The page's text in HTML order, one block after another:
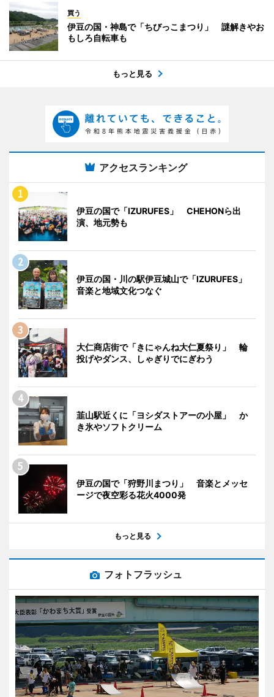
買う
伊豆の国・神島で「ちびっこまつり」 謎解きやお
もしろ自転車も
もっと見る
アクセスランキング
伊豆の国で「IZURUFES」 CHEHONら出
演、地元勢も
伊豆の国・川の駅伊豆城山で「IZURUFES」
音楽と地域文化つなぐ
大仁商店街で「きにゃんね大仁夏祭り」 輪
投げやダンス、しゃぎりでにぎわう
韮山駅近くに「ヨシダストアーの小屋」 か
き氷やソフトクリーム
伊豆の国で「狩野川まつり」 音楽とメッセ
ージで夜空彩る花火4000発
もっと見る
フォトフラッシュ